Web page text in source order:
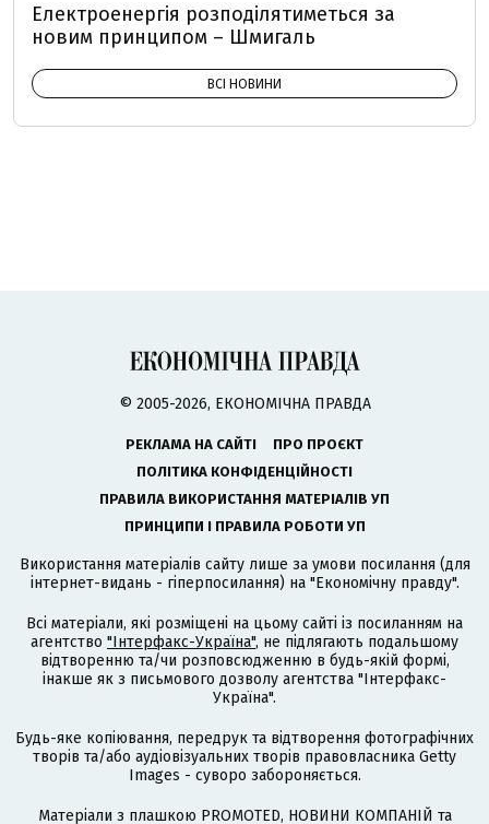
Електроенергія розподілятиметься за
новим принципом – Шмигаль
ВСІ НОВИНИ
© 2005-2026, ЕКОНОМІЧНА ПРАВДА
РЕКЛАМА НА САЙТІ
ПРО ПРОЄКТ
ПОЛІТИКА КОНФІДЕНЦІЙНОСТІ
ПРАВИЛА ВИКОРИСТАННЯ МАТЕРІАЛІВ УП
ПРИНЦИПИ І ПРАВИЛА РОБОТИ УП
Використання матеріалів сайту лише за умови посилання (для
інтернет-видань - гіперпосилання) на "Економічну правду".
Всі матеріали, які розміщені на цьому сайті із посиланням на
агентство "Інтерфакс-Україна", не підлягають подальшому
відтворенню та/чи розповсюдженню в будь-якій формі,
інакше як з письмового дозволу агентства "Інтерфакс-
Україна".
Будь-яке копіювання, передрук та відтворення фотографічних
творів та/або аудіовізуальних творів правовласника Getty
Images - суворо забороняється.
Матеріали з плашкою PROMOTED, НОВИНИ КОМПАНІЙ та